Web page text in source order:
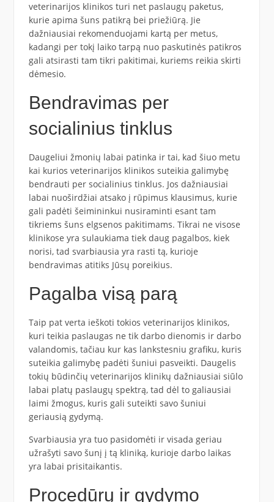
veterinarijos klinikos turi net paslaugų paketus,
kurie apima šuns patikrą bei priežiūrą. Jie
dažniausiai rekomenduojami kartą per metus,
kadangi per tokį laiko tarpą nuo paskutinės patikros
gali atsirasti tam tikri pakitimai, kuriems reikia skirti
dėmesio.
Bendravimas per
socialinius tinklus
Daugeliui žmonių labai patinka ir tai, kad šiuo metu
kai kurios veterinarijos klinikos suteikia galimybę
bendrauti per socialinius tinklus. Jos dažniausiai
labai nuoširdžiai atsako į rūpimus klausimus, kurie
gali padėti šeimininkui nusiraminti esant tam
tikriems šuns elgsenos pakitimams. Tikrai ne visose
klinikose yra sulaukiama tiek daug pagalbos, kiek
norisi, tad svarbiausia yra rasti tą, kurioje
bendravimas atitiks Jūsų poreikius.
Pagalba visą parą
Taip pat verta ieškoti tokios veterinarijos klinikos,
kuri teikia paslaugas ne tik darbo dienomis ir darbo
valandomis, tačiau kur kas lankstesniu grafiku, kuris
suteikia galimybę padėti šuniui pasveikti. Daugelis
tokių būdinčių veterinarijos klinikų dažniausiai siūlo
labai platų paslaugų spektrą, tad dėl to galiausiai
laimi žmogus, kuris gali suteikti savo šuniui
geriausią gydymą.
Svarbiausia yra tuo pasidomėti ir visada geriau
užrašyti savo šunį į tą kliniką, kurioje darbo laikas
yra labai prisitaikantis.
Procedūrų ir gydymo